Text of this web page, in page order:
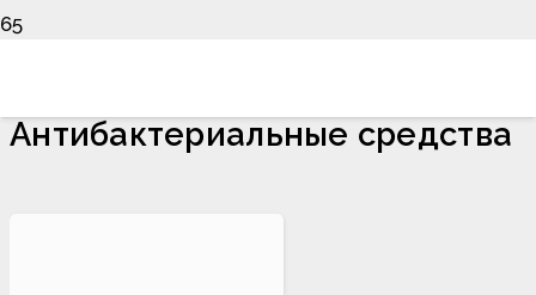
Антибактериальные средства